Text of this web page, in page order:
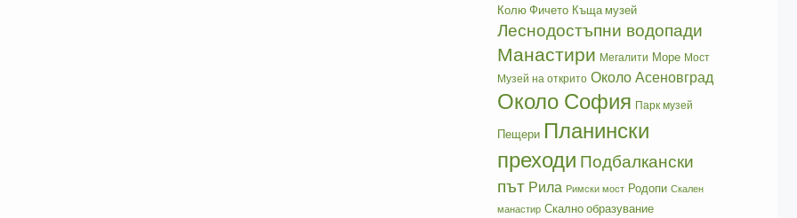
Колю Фичето Къща музей
Леснодостъпни водопади
Манастири Мегалити Море Мост
Музей на открито Около Асеновград
Около София Парк музей
Пещери Планински
преходи Подбалкански
път Рила Римски мост Родопи Скален
манастир Скално образувание